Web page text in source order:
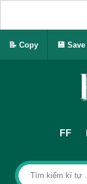
FF
📝 Copy 💾 Save